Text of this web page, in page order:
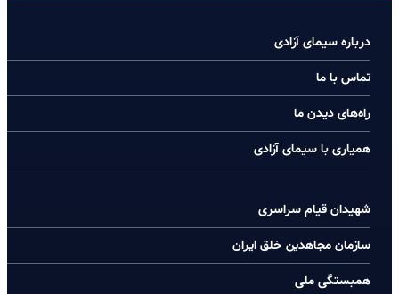
درباره سیمای آزادی
تماس با ما
راه‌های دیدن ما
همیاری با سیمای آزادی
شهیدان قیام سراسری
سازمان مجاهدین خلق ایران
همبستگی ملی